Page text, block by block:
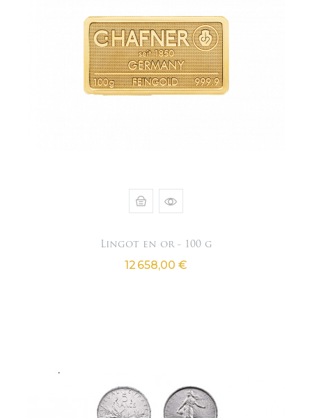
Lingot en or - 100 g
Prix
12 658,00 €